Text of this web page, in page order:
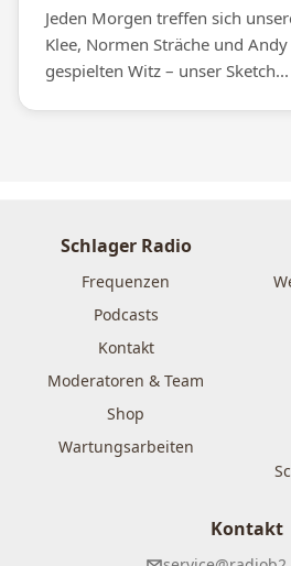
Jeden Morgen treffen sich
Klee, Normen Sträche und
gespielten Witz – unser Sketch...
Schlager Radio
Frequenzen
Podcasts
Kontakt
Moderatoren & Team
Shop
Wartungsarbeiten
Kontakt